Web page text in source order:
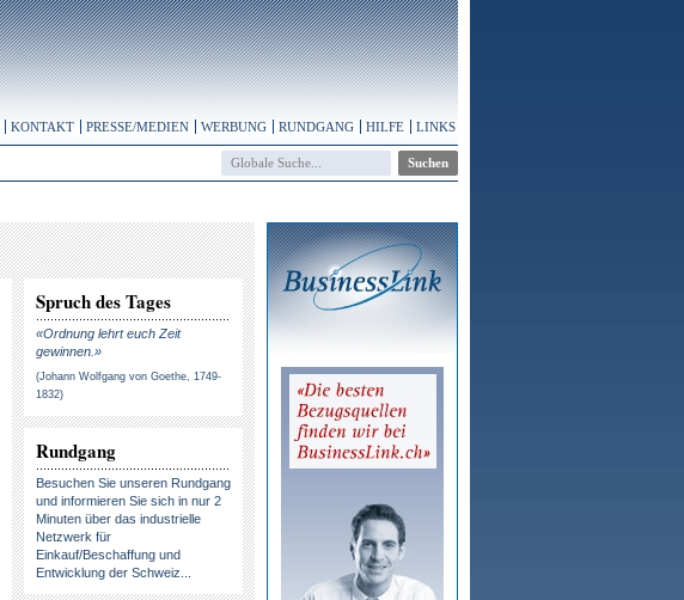
KONTAKT PRESSE/MEDIEN WERBUNG RUNDGANG HILFE LINKS
Spruch des Tages
«Ordnung lehrt euch Zeit
gewinnen.»
(Johann Wolfgang von Goethe, 1749-
1832)
Rundgang
Besuchen Sie unseren Rundgang
und informieren Sie sich in nur 2
Minuten über das industrielle
Netzwerk für
Einkauf/Beschaffung und
Entwicklung der Schweiz...